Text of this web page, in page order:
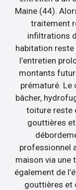
Maine (44).
traitement
infiltrations
habitation
l’entretien
montants
prématuré. Le
bâcher,
toiture reste
gouttières
professionnel
maison via une
également de
gouttières et